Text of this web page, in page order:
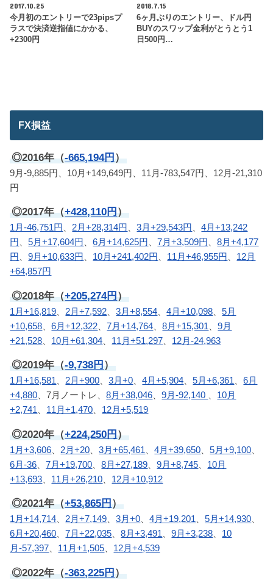
2017.10.25
今月初のエントリーで23pipsプ
ラスで決済逆指値にかかる、
+2300円
2018.7.15
6ヶ月ぶりのエントリー、ドル円
BUYのスワップ金利がとうとう1
日500円…
FX損益
◎2016年（-665,194円）
9月-9,885円、10月+149,649円、11月-783,547円、12月-21,310
円
◎2017年（+428,110円）
1月-46,751円 、2月+28,314円 、3月+29,543円 、4月+13,242
円 、5月+17,604円 、6月+14,625円 、7月+3,509円 、8月+4,177
円 、9月+10,633円 、 10月+241,402円 、 11月+46,955円 、 12月
+64,857円
◎2018年（+205,274円）
1月+16,819 2月+7,592 、3月+8,554 、4月+10,098 、5月
+10,658 、6月+12,322 、7月+14,764 、8月+15,301 、9月
+21,528
10月+61,304 11月+51,297 12月-24,963
◎2019年（-9,738円）
1月+16,581、2月+900、3月+0、4月+5,904、5月+6,361、6月
+4,880、7月ノートレ、8月+38,046、9月-92,140 、 10月
+2,741、 11月+1,470、 12月+5,519
◎2020年（+224,250円）
1月+3,606 2月+20 、3月+65,461 、4月+39,650 、5月+9,100
6月-36 、7月+19,700 、8月+27,189 、9月+8,745
10月
+13,693
11月+26,210 12月+10,912
◎2021年（+53,865円）
1月+14,714、2月+7,149、3月+0、4月+19,201、5月+14,930、
6月+20,460、7月+22,035、8月+3,491、9月+3,238、 10
月-57,397、 11月+1,505、 12月+4,539
◎2022年（-363,225円）